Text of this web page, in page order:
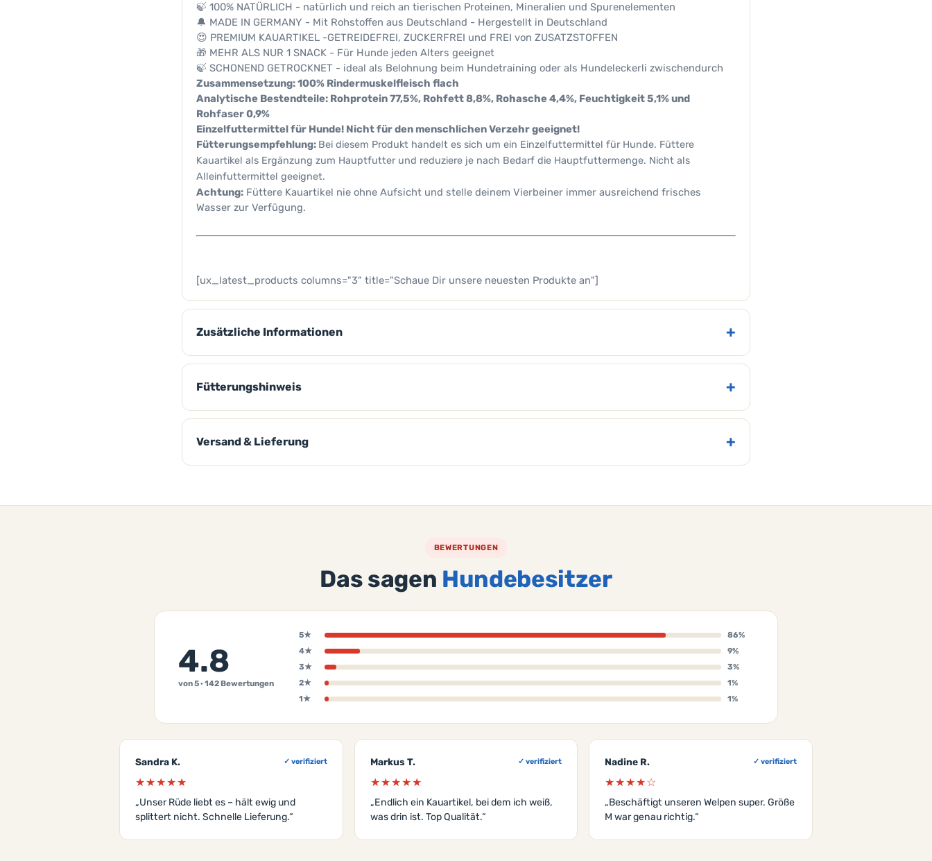
🍃 100% NATÜRLICH - natürlich und reich an tierischen Proteinen, Mineralien und Spurenelementen
🔔 MADE IN GERMANY - Mit Rohstoffen aus Deutschland - Hergestellt in Deutschland
😍 PREMIUM KAUARTIKEL -GETREIDEFREI, ZUCKERFREI und FREI von ZUSATZSTOFFEN
🎁 MEHR ALS NUR 1 SNACK - Für Hunde jeden Alters geeignet
🍃 SCHONEND GETROCKNET - ideal als Belohnung beim Hundetraining oder als Hundeleckerli zwischendurch
Zusammensetzung: 100% Rindermuskelfleisch flach
Analytische Bestendteile: Rohprotein 77,5%, Rohfett 8,8%, Rohasche 4,4%, Feuchtigkeit 5,1% und
Rohfaser 0,9%
Einzelfuttermittel für Hunde! Nicht für den menschlichen Verzehr geeignet!
Fütterungsempfehlung: Bei diesem Produkt handelt es sich um ein Einzelfuttermittel für Hunde. Füttere
Kauartikel als Ergänzung zum Hauptfutter und reduziere je nach Bedarf die Hauptfuttermenge. Nicht als
Alleinfuttermittel geeignet.
Achtung: Füttere Kauartikel nie ohne Aufsicht und stelle deinem Vierbeiner immer ausreichend frisches
Wasser zur Verfügung.
[ux_latest_products columns="3" title="Schaue Dir unsere neuesten Produkte an"]
Zusätzliche Informationen
Fütterungshinweis
Versand & Lieferung
BEWERTUNGEN
Das sagen Hundebesitzer
4.8
von 5 · 142 Bewertungen
5★
86%
4★
9%
3★
3%
2★
1%
1★
1%
Sandra K. ✓ verifiziert
★★★★★
„Unser Rüde liebt es – hält ewig und
splittert nicht. Schnelle Lieferung.“
Markus T. ✓ verifiziert
★★★★★
„Endlich ein Kauartikel, bei dem ich weiß,
was drin ist. Top Qualität.“
Nadine R. ✓ verifiziert
★★★★☆
„Beschäftigt unseren Welpen super. Größe
M war genau richtig.“